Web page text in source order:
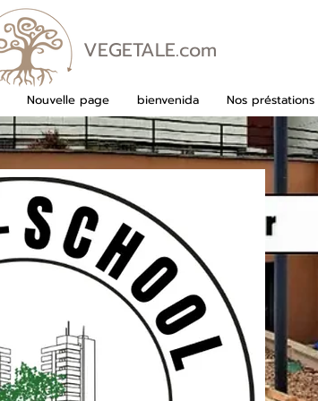
VEGETALE.com
Nouvelle page bienvenida Nos préstations